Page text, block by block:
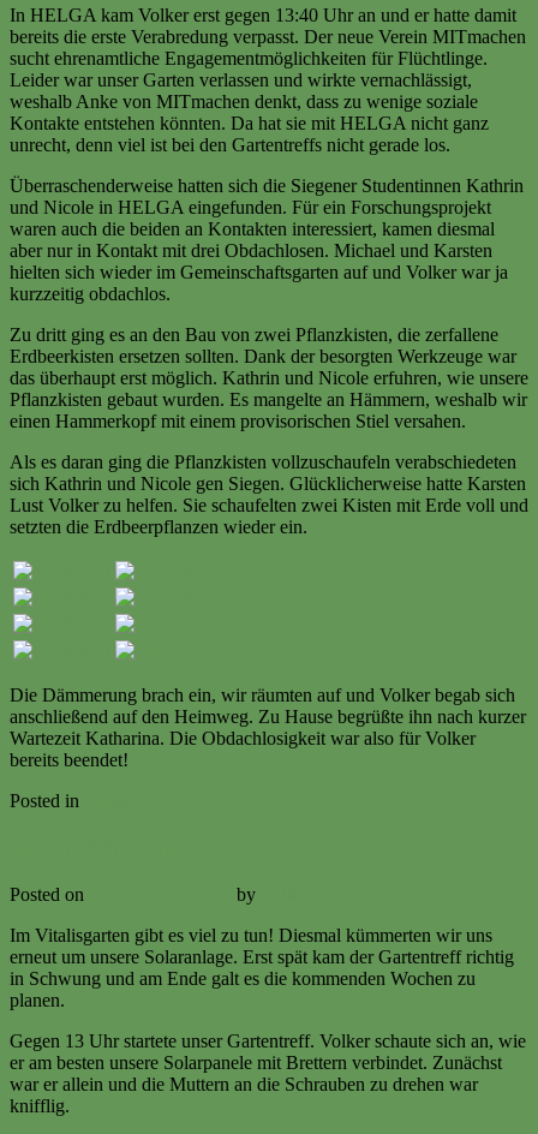
In HELGA kam Volker erst gegen 13:40 Uhr an und er hatte damit
bereits die erste Verabredung verpasst. Der neue Verein MITmachen
sucht ehrenamtliche Engagementmöglichkeiten für Flüchtlinge.
Leider war unser Garten verlassen und wirkte vernachlässigt,
weshalb Anke von MITmachen denkt, dass zu wenige soziale
Kontakte entstehen könnten. Da hat sie mit HELGA nicht ganz
unrecht, denn viel ist bei den Gartentreffs nicht gerade los.
Überraschenderweise hatten sich die Siegener Studentinnen Kathrin
und Nicole in HELGA eingefunden. Für ein Forschungsprojekt
waren auch die beiden an Kontakten interessiert, kamen diesmal
aber nur in Kontakt mit drei Obdachlosen. Michael und Karsten
hielten sich wieder im Gemeinschaftsgarten auf und Volker war ja
kurzzeitig obdachlos.
Zu dritt ging es an den Bau von zwei Pflanzkisten, die zerfallene
Erdbeerkisten ersetzen sollten. Dank der besorgten Werkzeuge war
das überhaupt erst möglich. Kathrin und Nicole erfuhren, wie unsere
Pflanzkisten gebaut wurden. Es mangelte an Hämmern, weshalb wir
einen Hammerkopf mit einem provisorischen Stiel versahen.
Als es daran ging die Pflanzkisten vollzuschaufeln verabschiedeten
sich Kathrin und Nicole gen Siegen. Glücklicherweise hatte Karsten
Lust Volker zu helfen. Sie schaufelten zwei Kisten mit Erde voll und
setzten die Erdbeerpflanzen wieder ein.
Die Dämmerung brach ein, wir räumten auf und Volker begab sich
anschließend auf den Heimweg. Zu Hause begrüßte ihn nach kurzer
Wartezeit Katharina. Die Obdachlosigkeit war also für Volker
bereits beendet!
Posted in
Posted on by
Im Vitalisgarten gibt es viel zu tun! Diesmal kümmerten wir uns
erneut um unsere Solaranlage. Erst spät kam der Gartentreff richtig
in Schwung und am Ende galt es die kommenden Wochen zu
planen.
Gegen 13 Uhr startete unser Gartentreff. Volker schaute sich an, wie
er am besten unsere Solarpanele mit Brettern verbindet. Zunächst
war er allein und die Muttern an die Schrauben zu drehen war
knifflig.